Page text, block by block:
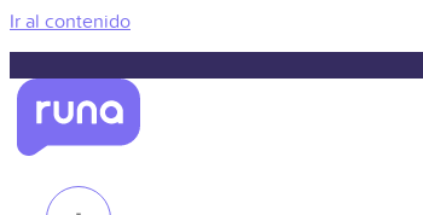
Ir al contenido